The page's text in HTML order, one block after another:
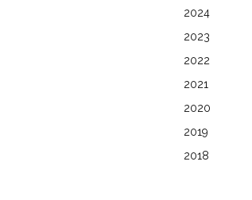
2024
2023
2022
2021
2020
2019
2018